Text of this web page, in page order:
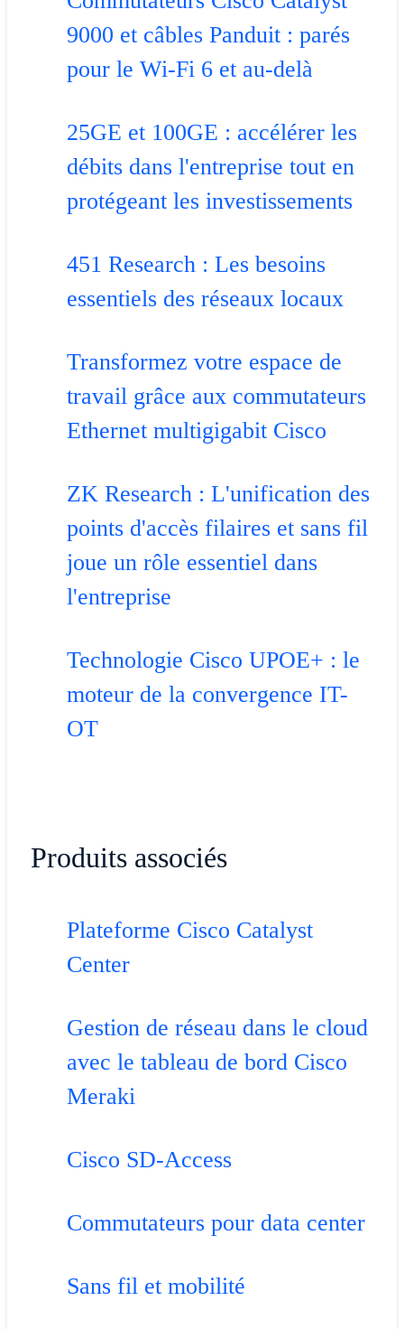
9000 et câbles Panduit : parés
pour le Wi-Fi 6 et au-delà
25GE et 100GE : accélérer les
débits dans l'entreprise tout en
protégeant les investissements
451 Research : Les besoins
essentiels des réseaux locaux
Transformez votre espace de
travail grâce aux commutateurs
Ethernet multigigabit Cisco
ZK Research : L'unification des
points d'accès filaires et sans fil
joue un rôle essentiel dans
l'entreprise
Technologie Cisco UPOE+ : le
moteur de la convergence IT-
OT
Produits associés
Plateforme Cisco Catalyst
Center
Gestion de réseau dans le cloud
avec le tableau de bord Cisco
Meraki
Cisco SD-Access
Commutateurs pour data center
Sans fil et mobilité